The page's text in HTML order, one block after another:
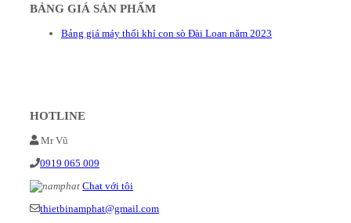
BẢNG GIÁ SẢN PHẨM
Bảng giá máy thổi khí con sò Đài Loan năm 2023
HOTLINE
Mr Vũ
0919 065 009
Chat với tôi
thietbinamphat@gmail.com